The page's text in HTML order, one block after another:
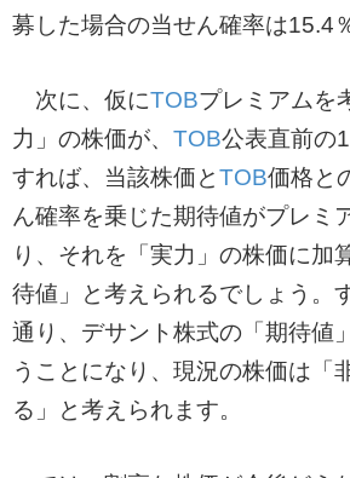
募した場合の当せん確率は15.4
次に、仮にTOBプレミアムを
力」の株価が、 TOB公表直前の
すれば、当該株価とTOB価格と
ん確率を乗じた期待値がプレミ
り、それを「実力」の株価に加
待値」と考えられるでしょう。
通り、デサント株式の「期待値
うことになり、現況の株価は「
る」と考えられます。